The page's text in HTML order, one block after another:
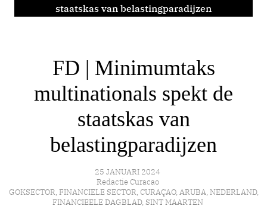
staatskas van belastingparadijzen
FD | Minimumtaks
multinationals spekt de
staatskas van
belastingparadijzen
25 JANUARI 2024
Redactie Curacao
GOKSECTOR, FINANCIELE SECTOR, CURAÇAO, ARUBA, NEDERLAND,
FINANCIEELE DAGBLAD, SINT MAARTEN